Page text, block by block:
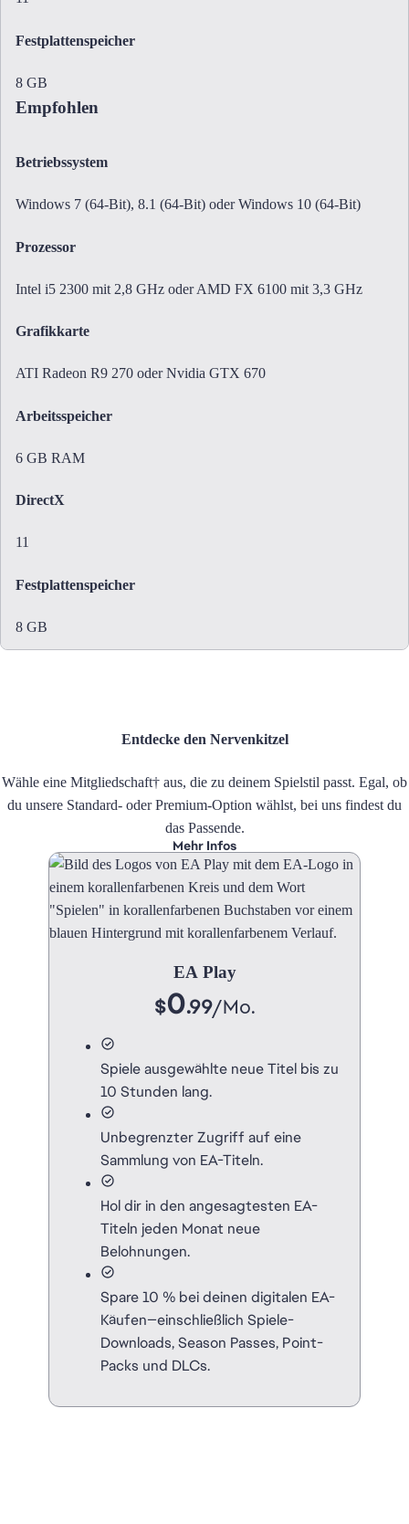
Festplattenspeicher
8 GB
Empfohlen
Betriebssystem
Windows 7 (64-Bit), 8.1 (64-Bit) oder Windows 10 (64-Bit)
Prozessor
Intel i5 2300 mit 2,8 GHz oder AMD FX 6100 mit 3,3 GHz
Grafikkarte
ATI Radeon R9 270 oder Nvidia GTX 670
Arbeitsspeicher
6 GB RAM
DirectX
11
Festplattenspeicher
8 GB
Entdecke den Nervenkitzel
Wähle eine Mitgliedschaft† aus, die zu deinem Spielstil passt. Egal, ob
du unsere Standard- oder Premium-Option wählst, bei uns findest du
das Passende.
Mehr Infos
EA Play
$0.99/Mo.
Spiele ausgewählte neue Titel bis zu
10 Stunden lang.
Unbegrenzter Zugriff auf eine
Sammlung von EA-Titeln.
Hol dir in den angesagtesten EA-
Titeln jeden Monat neue
Belohnungen.
Spare 10 % bei deinen digitalen EA-
Käufen—einschließlich Spiele-
Downloads, Season Passes, Point-
Packs und DLCs.